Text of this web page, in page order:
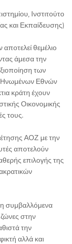
Ινστιτούτο
και Εκπαίδευσης)
θεμέλιο
άμεσα την
των
Εθνών
κράτη έχουν
Οικονομικής
τους.
ΑΟΖ με την
αποτελούν
επιλογής της
συμβαλλόμενα
στην
την
αλλά και